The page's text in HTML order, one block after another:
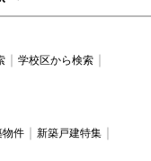
学校区から検索
件
新築戸建特集